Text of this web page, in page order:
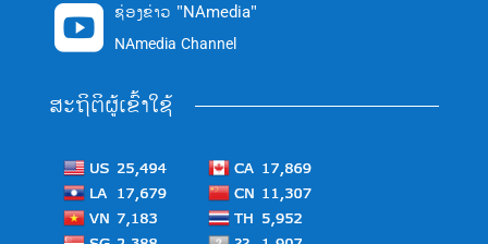
 ຊ່ອງຂ່າວ "NAmedia"
NAmedia Channel
ສະຖິຕິຜູ້ເຂົ້າໃຊ້